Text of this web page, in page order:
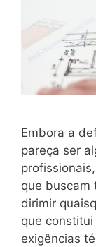
Embora a
pareça ser
que buscam
dirimir
que
exigências